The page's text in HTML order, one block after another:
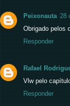
Peixonauta 28
Obrigado pelos
Responder
Rafael
Vlw pelo
Responder